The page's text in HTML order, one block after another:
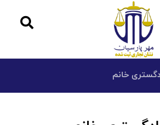
خانم